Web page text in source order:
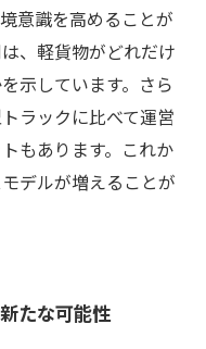
意識を高めることが
、軽貨物がどれだけ
示しています。さら
ラックに比べて運営
もあります。これか
デルが増えることが
たな可能性